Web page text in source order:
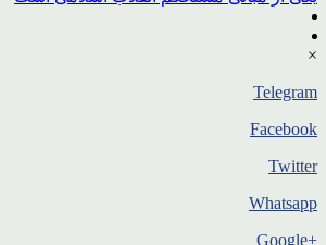
×
Telegram
Facebook
Twitter
Whatsapp
+Google